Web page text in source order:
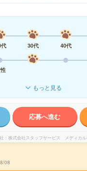
30代 40代
もっと見る
応募へ進む
株式会社スタッフサービス メディカル
08